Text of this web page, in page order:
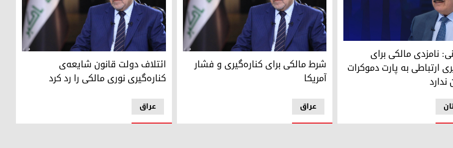
عراق
مسئول هیئت کارگزار دفتر سیاسی پارت دموکرات کوردستان
نامزدی مالکی برای
ارتباطی به پارت دموکرات
نوری مالکی، نامزد چارجوب هماهنگی براری احراز پست نخست‌وزیری عراق
عراق
شرط مالکی برای کناره‌گیری و فشار
آمریکا
نوری مالکی، نامزد چارچوب هماهنگی برای پست
عراق
ائتلاف دولت قانون شایعه‌ی
کناره‌گیری نوری مالکی را رد کرد